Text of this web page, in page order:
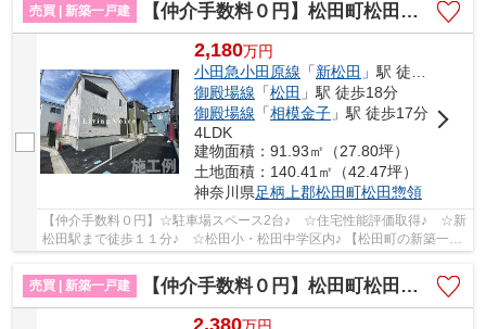
売買 | 新築一戸建 【仲介手数料０円】松田町松田惣領第26 新築一戸建て 全２棟
2,180万円
小田急小田原線 「新松田 」駅 徒歩11分
御殿場線 「松田 」駅 徒歩18分
御殿場線 「相模金子 」駅 徒歩17分
4LDK
建物面積：91.93㎡（27.80坪）
土地面積：140.41㎡（42.47坪）
神奈川県足柄上郡松田町松田惣領
【仲介手数料０円】☆駐車場スペース2台♪ ☆住宅性能評価取得♪ ☆新
松田駅まで徒歩１１分♪ ☆松田小・松田中学区内♪ 【松田町の新築一戸
売買 | 新築一戸建
【仲介手数料０円】松田町松田惣領第1期 新築一戸建て 全3棟